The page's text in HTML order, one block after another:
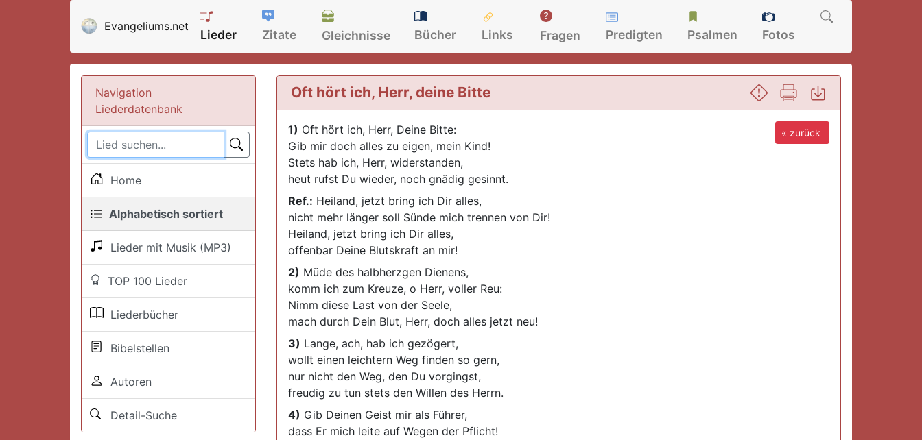
Evangeliums.net
Lieder Zitate Gleichnisse Bücher Links Fragen Predigten Psalmen Fotos
Navigation
Liederdatenbank
Home
Alphabetisch sortiert
Lieder mit Musik (MP3)
TOP 100 Lieder
Liederbücher
Bibelstellen
Autoren
Detail-Suche
Oft hört ich, Herr, deine Bitte
« zurück
1) Oft hört ich, Herr, Deine Bitte:
Gib mir doch alles zu eigen, mein Kind!
Stets hab ich, Herr, widerstanden,
heut rufst Du wieder, noch gnädig gesinnt.
Ref.: Heiland, jetzt bring ich Dir alles,
nicht mehr länger soll Sünde mich trennen von Dir!
Heiland, jetzt bring ich Dir alles,
offenbar Deine Blutskraft an mir!
2) Müde des halbherzgen Dienens,
komm ich zum Kreuze, o Herr, voller Reu:
Nimm diese Last von der Seele,
mach durch Dein Blut, Herr, doch alles jetzt neu!
3) Lange, ach, hab ich gezögert,
wollt einen leichtern Weg finden so gern,
nur nicht den Weg, den Du vorgingst,
freudig zu tun stets den Willen des Herrn.
4) Gib Deinen Geist mir als Führer,
dass Er mich leite auf Wegen der Pflicht!